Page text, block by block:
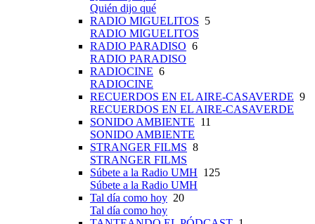
Quién dijo qué
RADIO MIGUELITOS 5
RADIO MIGUELITOS
RADIO PARADISO 6
RADIO PARADISO
RADIOCINE 6
RADIOCINE
RECUERDOS EN EL AIRE-CASAVERDE 9
RECUERDOS EN EL AIRE-CASAVERDE
SONIDO AMBIENTE 11
SONIDO AMBIENTE
STRANGER FILMS 8
STRANGER FILMS
Súbete a la Radio UMH 125
Súbete a la Radio UMH
Tal día como hoy 20
Tal día como hoy